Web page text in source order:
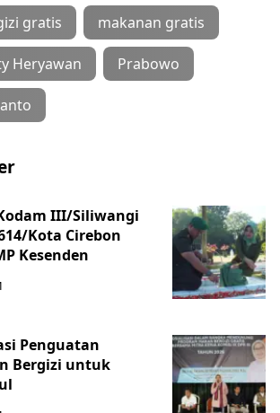
gratis makanan gratis
Heryawan Prabowo
III/Siliwangi
Kota Cirebon
Kesenden
Penguatan
Bergizi untuk